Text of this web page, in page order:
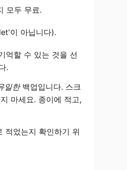
모두 무료.
이 아닙니다).
억할 수 있는 것을 선
.
일한백업입니다. 스크
마세요. 종이에 적고,
적었는지 확인하기 위